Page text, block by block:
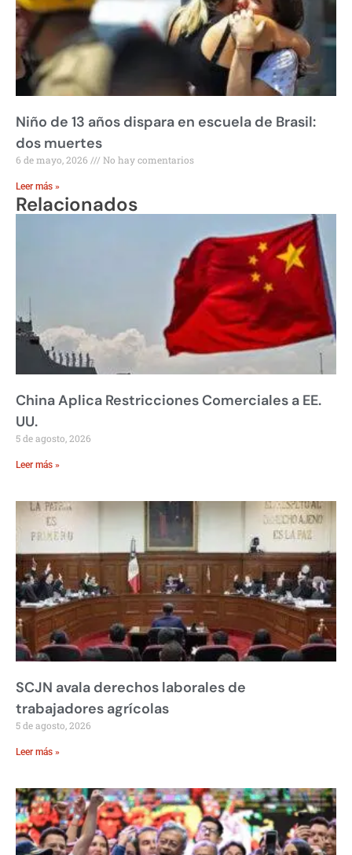
Niño de 13 años dispara en escuela de Brasil:
dos muertes
6 de mayo, 2026 No hay comentarios
Leer más »
Relacionados
China Aplica Restricciones Comerciales a EE.
UU.
5 de agosto, 2026
Leer más »
SCJN avala derechos laborales de
trabajadores agrícolas
5 de agosto, 2026
Leer más »